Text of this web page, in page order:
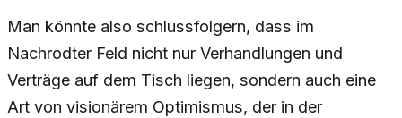
Man könnte also schlussfolgern, dass im
Nachrodter Feld nicht nur Verhandlungen und
Verträge auf dem Tisch liegen, sondern auch eine
Art von visionärem Optimismus, der in der